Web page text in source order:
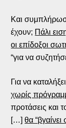
Και
έχουν; Πάλι
οι επίδοξοι
“για να
Για να
χωρίς
προτάσεις και
[…]θα